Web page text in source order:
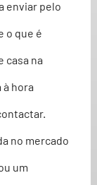
enviar pelo
o que é
casa na
à hora
no mercado
um